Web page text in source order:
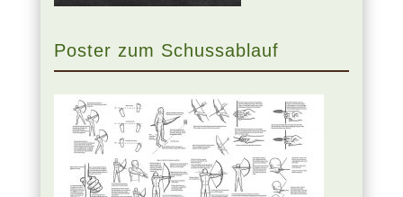
Poster zum Schussablauf